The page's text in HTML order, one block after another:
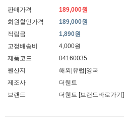
판매가격
189,000원
회원할인가격
189,000원
적립금
1,890원
고정배송비
4,000원
제품코드
04160035
원산지
해외|유럽|영국
제조사
더웬트
브랜드
더웬트 [브랜드바로가기]